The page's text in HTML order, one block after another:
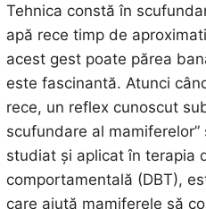
Tehnica constă în
apă rece timp de
acest gest poate părea
este fascinantă. Atunci
rece, un reflex cunoscut
scufundare al
studiat și aplicat în terapia
comportamentală (DBT),
care ajută mamiferele să